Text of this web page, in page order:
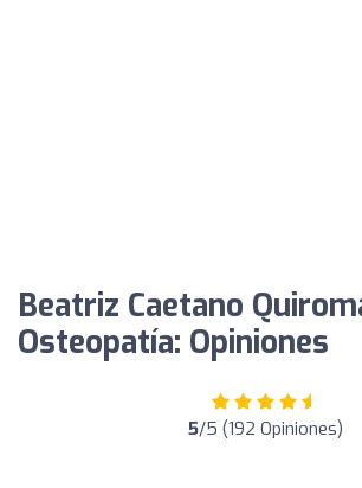
Beatriz Caetano
Osteopatía: Opiniones
5/5 (192 Opiniones)